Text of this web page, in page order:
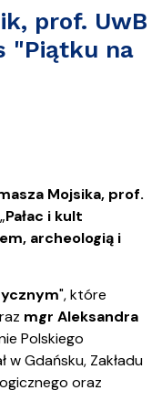
prof. UwB
"Piątku na
Mojsika, prof.
Pałac i kult
archeologią i
", które
mgr Aleksandra
Polskiego
w Gdańsku, Zakładu
oraz